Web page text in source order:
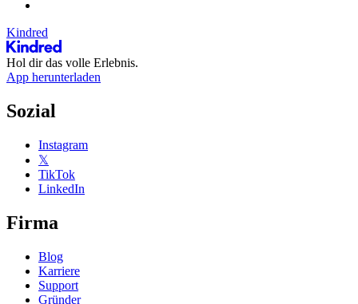
Kindred
Hol dir das volle Erlebnis.
App herunterladen
Sozial
Instagram
𝕏
TikTok
LinkedIn
Firma
Blog
Karriere
Support
Gründer